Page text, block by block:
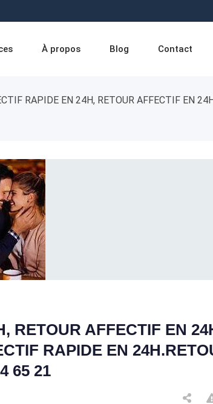
À propos Blog Contact
RAPIDE EN 24H, RETOUR AFFECTIF EN
RETOUR AFFECTIF EN
RAPIDE EN
65 21